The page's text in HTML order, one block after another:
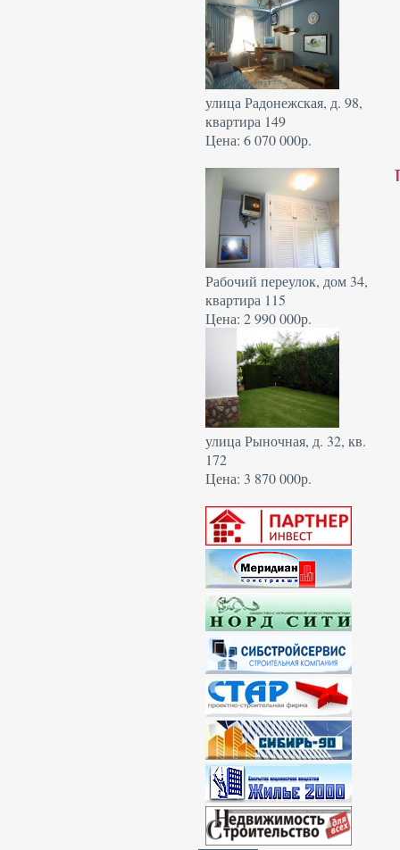
улица Радонежская, д. 98,
квартира 149
Цена: 6 070 000р.
Рабочий переулок, дом 34,
квартира 115
Цена: 2 990 000р.
улица Рыночная, д. 32, кв.
172
Цена: 3 870 000р.